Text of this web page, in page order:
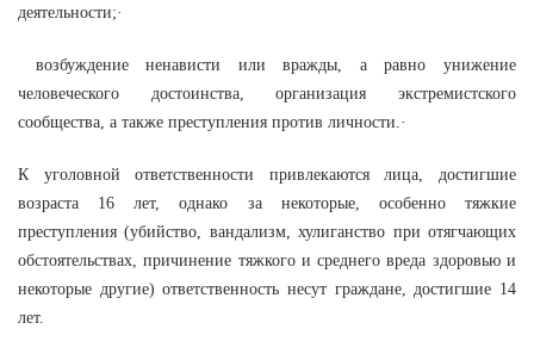
деятельности;·
возбуждение ненависти или вражды, а равно унижение
человеческого достоинства, организация экстремистского
сообщества, а также преступления против личности.·
К уголовной ответственности привлекаются лица, достигшие
возраста 16 лет, однако за некоторые, особенно тяжкие
преступления (убийство, вандализм, хулиганство при отягчающих
обстоятельствах, причинение тяжкого и среднего вреда здоровью и
некоторые другие) ответственность несут граждане, достигшие 14
лет.